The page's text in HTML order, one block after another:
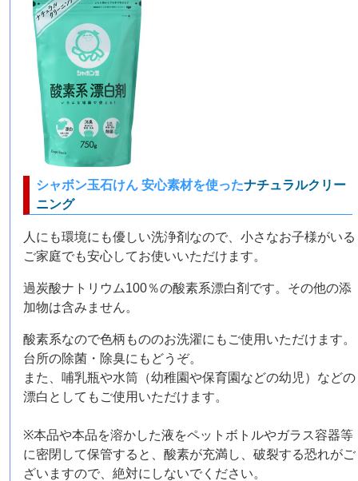
シャボン玉石けん 安心素材を使ったナチュラルクリー
ニング
人にも環境にも優しい洗浄剤なので、小さなお子様がいる
ご家庭でも安心してお使いいただけます。
過炭酸ナトリウム100％の酸素系漂白剤です。その他の添
加物は含みません。
酸素系なので色柄もののお洗濯にもご使用いただけます。
台所の除菌・除臭にもどうぞ。
また、哺乳瓶や水筒（幼稚園や保育園などの幼児）などの
漂白としてもご使用いただけます。
※本品や本品を溶かした液をペットボトルやガラス容器等
に密閉して保管すると、酸素が充満し、破裂する恐れがご
ざいますので、絶対にしないでください。